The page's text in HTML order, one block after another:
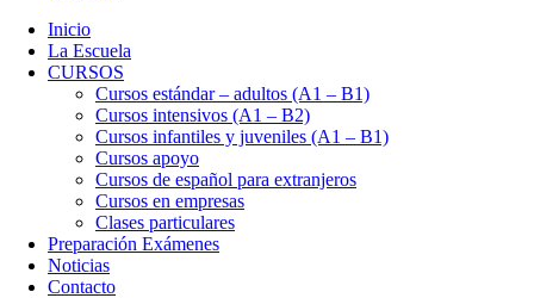
Inicio
La Escuela
CURSOS
Cursos estándar – adultos (A1 – B1)
Cursos intensivos (A1 – B2)
Cursos infantiles y juveniles (A1 – B1)
Cursos apoyo
Cursos de español para extranjeros
Cursos en empresas
Clases particulares
Preparación Exámenes
Noticias
Contacto